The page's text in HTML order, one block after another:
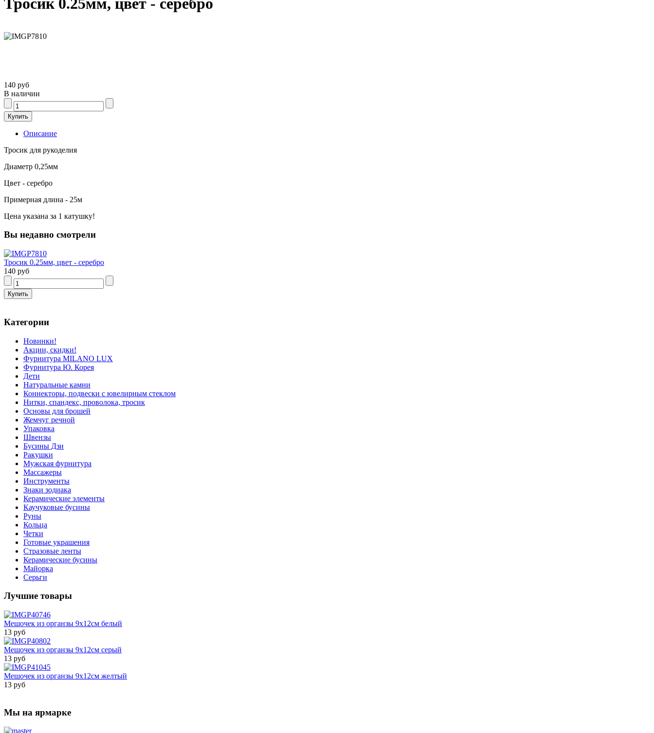
Тросик 0.25мм, цвет - серебро
140 руб
В наличии
Описание
Тросик для рукоделия
Диаметр 0,25мм
Цвет - серебро
Примерная длина - 25м
Цена указана за 1 катушку!
Вы недавно смотрели
Тросик 0.25мм, цвет - серебро
140 руб
Категории
Новинки!
Акции, скидки!
Фурнитура MILANO LUX
Фурнитура Ю. Корея
Дети
Натуральные камни
Коннекторы, подвески с ювелирным стеклом
Нитки, спандекс, проволока, тросик
Основы для брошей
Жемчуг речной
Упаковка
Швензы
Бусины Дзи
Ракушки
Мужская фурнитура
Массажеры
Инструменты
Знаки зодиака
Керамические элементы
Каучуковые бусины
Руны
Кольца
Четки
Готовые украшения
Стразовые ленты
Керамические бусины
Майорка
Серьги
Лучшие товары
Мешочек из органзы 9х12см белый
13 руб
Мешочек из органзы 9х12см серый
13 руб
Мешочек из органзы 9х12см желтый
13 руб
Мы на ярмарке